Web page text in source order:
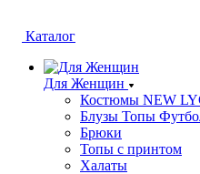
Каталог
Для Женщин
Костюмы NEW
Блузы Топы
Брюки
Топы с принтом
Халаты